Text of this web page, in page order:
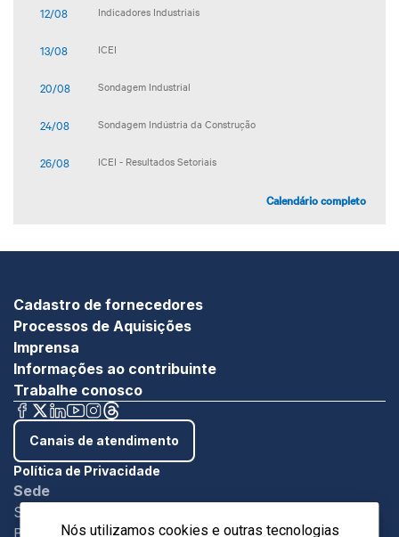
12/08 Indicadores Industriais
13/08 ICEI
20/08 Sondagem Industrial
24/08 Sondagem Indústria da Construção
26/08 ICEI - Resultados Setoriais
Calendário completo
Cadastro de fornecedores
Processos de Aquisições
Imprensa
Informações ao contribuinte
Trabalhe conosco
Canais de atendimento
Política de Privacidade
Sede
SBN - Quadra 1 - Bloco C Ed. Roberto Simonsen
Nós utilizamos cookies e outras tecnologias